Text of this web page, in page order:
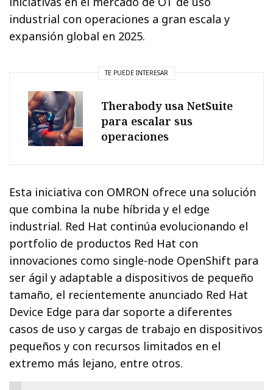
industrial con operaciones a gran escala y
expansión global en 2025.
TE PUEDE INTERESAR
Therabody usa NetSuite
para escalar sus
operaciones
Esta iniciativa con OMRON ofrece una solución
que combina la nube híbrida y el edge
industrial. Red Hat continúa evolucionando el
portfolio de productos Red Hat con
innovaciones como single-node OpenShift para
ser ágil y adaptable a dispositivos de pequeño
tamaño, el recientemente anunciado Red Hat
Device Edge para dar soporte a diferentes
casos de uso y cargas de trabajo en dispositivos
pequeños y con recursos limitados en el
extremo más lejano, entre otros.